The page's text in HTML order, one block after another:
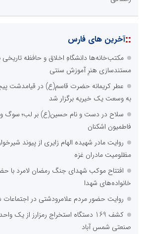
::آخرین های فارس
مکتب‌خانه‌ها دانشگاهِ اخلاق و حافظه
مستندسازی هنرِ آموزش سنتی
عطر کریمانه حضرت قاسم(ع) در قیامدشت
به وسعت یک خیریه برگزار شد
سلاح در دست و نام حسین(ع) بر لب؛ سوگ
فاطمیون اشکنان
روایت مادر شهیده الهام زایری از پیوند
مظلومیت مادران غزه
افتتاح موکب شهدای جنگ رمضان لامرد با
خانواده‌های شهدا
روایت حضور مردم علامرودشتی در اجتماعات
کشف 169 دستگاه استخراج رمزارز از
صنعتی شمس آباد